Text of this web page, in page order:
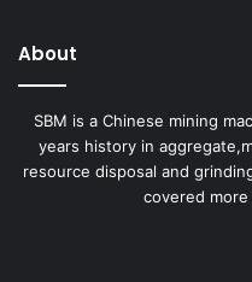
About
SBM is a Chinese mining
years history in
resource disposal and
covered